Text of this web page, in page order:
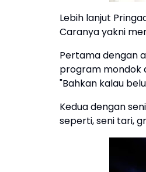
Lebih lanjut
Caranya yakni
Pertama dengan
program mondok
"Bahkan kalau
Kedua dengan
seperti, seni tari,